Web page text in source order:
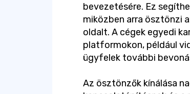
bevezetésére. Ez
miközben arra ösztönzi
oldalt. A cégek egyedi
platformokon, például
ügyfelek további
Az ösztönzők kínálása